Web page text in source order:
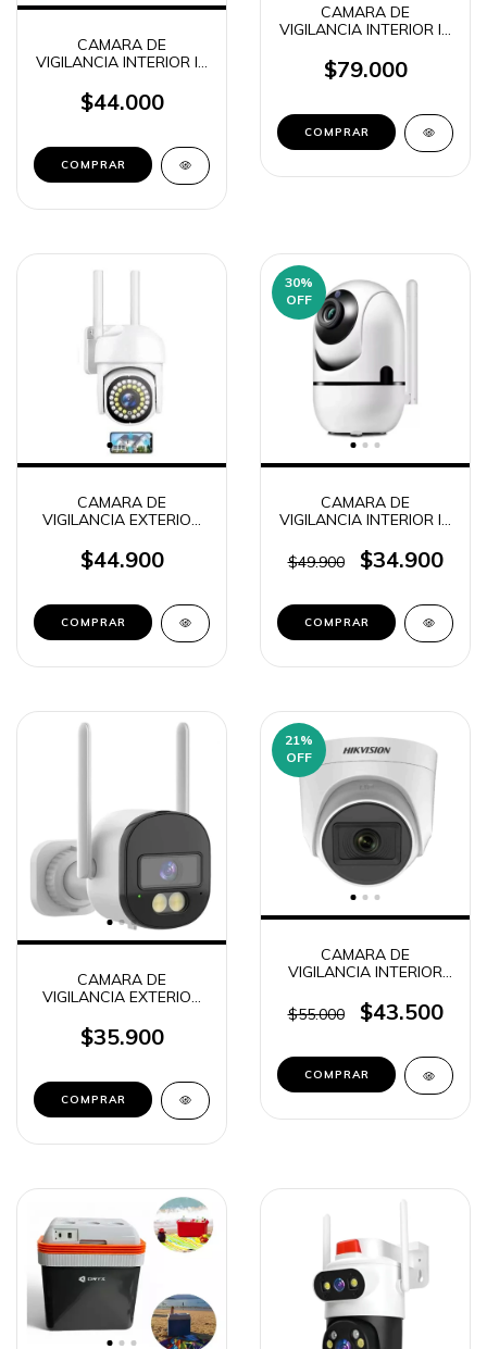
CAMARA DE
VIGILANCIA INTERIOR IP
720P
$44.000
CAMARA DE
VIGILANCIA INTERIOR IP
PANORAMICA 360°
EZVIZ C6N
$79.000
CAMARA DE
VIGILANCIA EXTERIOR
ALARMA TIME C-121025
$44.900
30%
OFF
CAMARA DE
VIGILANCIA INTERIOR IP
$49.900
$34.900
CAMARA DE
VIGILANCIA EXTERIOR
(62707)
$35.900
21%
OFF
CAMARA DE
VIGILANCIA INTERIOR
2CE76D0T-ITPFS
$55.000 $43.500